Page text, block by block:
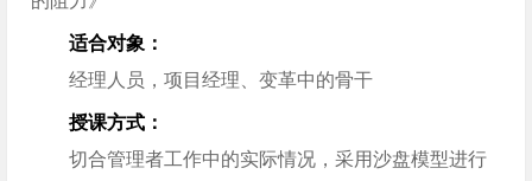
适合对象：
经理人员，项目经理、变革中的骨干
授课方式：
切合管理者工作中的实际情况，采用沙盘模型进行